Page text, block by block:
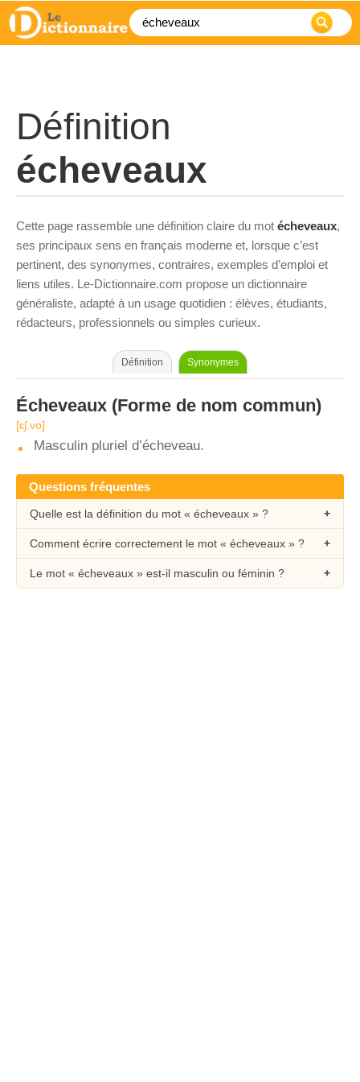
Définition
écheveaux
Cette page rassemble une définition claire du mot écheveaux,
ses principaux sens en français moderne et, lorsque c’est
pertinent, des synonymes, contraires, exemples d’emploi et
liens utiles. Le-Dictionnaire.com propose un dictionnaire
généraliste, adapté à un usage quotidien : élèves, étudiants,
rédacteurs, professionnels ou simples curieux.
Définition Synonymes
Écheveaux (Forme de nom commun)
[ɛʃ.vo]
Masculin pluriel d’écheveau.
Questions fréquentes
Quelle est la définition du mot « écheveaux » ?
Comment écrire correctement le mot « écheveaux » ?
Le mot « écheveaux » est-il masculin ou féminin ?